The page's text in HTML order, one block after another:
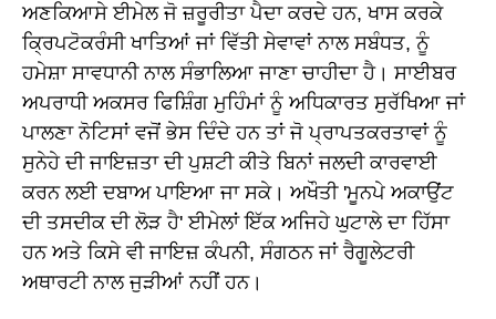
ਅਣਕਿਆਸੇ ਈਮੇਲ ਜੋ ਜ਼ਰੂਰੀਤਾ ਪੈਦਾ ਕਰਦੇ ਹਨ, ਖਾਸ ਕਰਕੇ
ਕ੍ਰਿਪਟੋਕਰੰਸੀ ਖਾਤਿਆਂ ਜਾਂ ਵਿੱਤੀ ਸੇਵਾਵਾਂ ਨਾਲ ਸਬੰਧਤ, ਨੂੰ
ਹਮੇਸ਼ਾ ਸਾਵਧਾਨੀ ਨਾਲ ਸੰਭਾਲਿਆ ਜਾਣਾ ਚਾਹੀਦਾ ਹੈ। ਸਾਈਬਰ
ਅਪਰਾਧੀ ਅਕਸਰ ਫਿਸ਼ਿੰਗ ਮੁਹਿੰਮਾਂ ਨੂੰ ਅਧਿਕਾਰਤ ਸੁਰੱਖਿਆ ਜਾਂ
ਪਾਲਣਾ ਨੋਟਿਸਾਂ ਵਜੋਂ ਭੇਸ ਦਿੰਦੇ ਹਨ ਤਾਂ ਜੋ ਪ੍ਰਾਪਤਕਰਤਾਵਾਂ ਨੂੰ
ਸੁਨੇਹੇ ਦੀ ਜਾਇਜ਼ਤਾ ਦੀ ਪੁਸ਼ਟੀ ਕੀਤੇ ਬਿਨਾਂ ਜਲਦੀ ਕਾਰਵਾਈ
ਕਰਨ ਲਈ ਦਬਾਅ ਪਾਇਆ ਜਾ ਸਕੇ। ਅਖੌਤੀ 'ਮੂਨਪੇ ਅਕਾਉਂਟ
ਦੀ ਤਸਦੀਕ ਦੀ ਲੋੜ ਹੈ' ਈਮੇਲਾਂ ਇੱਕ ਅਜਿਹੇ ਘੁਟਾਲੇ ਦਾ ਹਿੱਸਾ
ਹਨ ਅਤੇ ਕਿਸੇ ਵੀ ਜਾਇਜ਼ ਕੰਪਨੀ, ਸੰਗਠਨ ਜਾਂ ਰੈਗੂਲੇਟਰੀ
ਅਥਾਰਟੀ ਨਾਲ ਜੁੜੀਆਂ ਨਹੀਂ ਹਨ।